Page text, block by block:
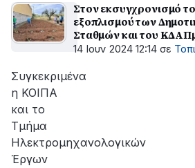
Στον εκσυγχρονισμό
εξοπλισμού των
Σταθμών και του ΚΔΑΠμεΑ προχώρησε ο
Δήμος Αγρινίου
14 Ιουν 2024 12:14 σε
Συγκεκριμένα
η ΚΟΙΠΑ
και το
Τμήμα
Ηλεκτρομηχανολογικών
Έργων